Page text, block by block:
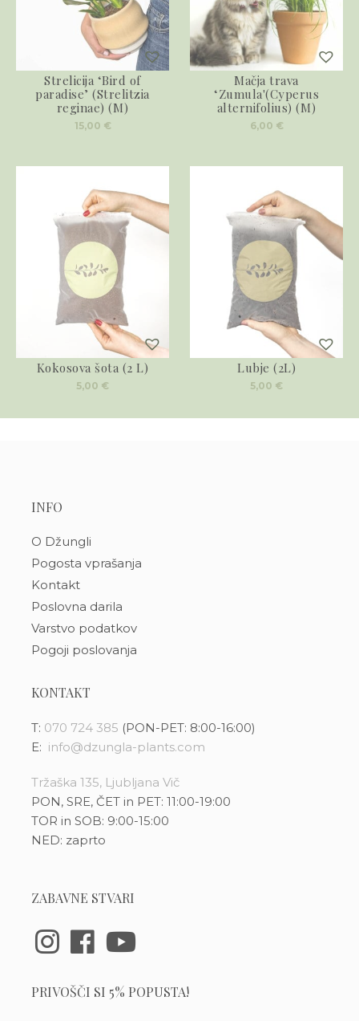
Strelicija ‘Bird of
paradise’ (Strelitzia
reginae) (M)
15,00 €
Mačja trava
‘Zumula'(Cyperus
alternifolius) (M)
6,00 €
Kokosova šota (2 L)
5,00 €
Lubje (2L)
5,00 €
INFO
O Džungli
Pogosta vprašanja
Kontakt
Poslovna darila
Varstvo podatkov
Pogoji poslovanja
KONTAKT
T: 070 724 385 (PON-PET: 8:00-16:00)
E: info@dzungla-plants.com
Tržaška 135, Ljubljana Vič
PON, SRE, ČET in PET: 11:00-19:00
TOR in SOB: 9:00-15:00
NED: zaprto
ZABAVNE STVARI
PRIVOŠČI SI 5% POPUSTA!